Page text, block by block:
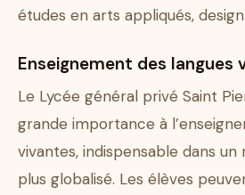
études en arts appliqués,
Enseignement des langues
Le Lycée général privé Saint
grande importance à
vivantes, indispensable dans
plus globalisé. Les élèves